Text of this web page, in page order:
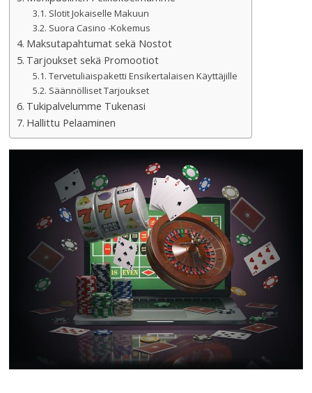
Slotit Jokaiselle Makuun
Suora Casino -Kokemus
Maksutapahtumat sekä Nostot
Tarjoukset sekä Promootiot
Tervetuliaispaketti Ensikertalaisen Käyttäjille
Säännölliset Tarjoukset
Tukipalvelumme Tukenasi
Hallittu Pelaaminen